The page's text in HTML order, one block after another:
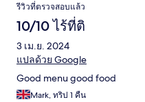
รีวิวที่ตรวจสอบแล้ว
10/10 ไร้ที่ติ
3 เม.ย. 2024
แปลด้วย Google
Good menu good food
Mark, ทริป 1 คืน